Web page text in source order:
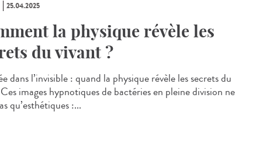
25.04.2025
la physique révèle les
du vivant ?
dans l’invisible : quand la physique révèle les secrets du
images hypnotiques de bactéries en pleine division ne
qu’esthétiques :...